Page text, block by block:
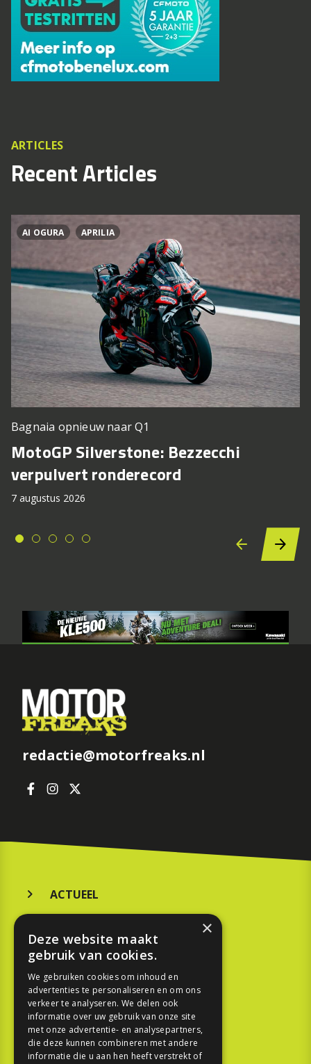
ARTICLES
Recent Articles
AI OGURA APRILIA
Bagnaia opnieuw naar Q1
MotoGP Silverstone: Bezzecchi
verpulvert ronderecord
7 augustus 2026
redactie@motorfreaks.nl
ACTUEEL
KOOPGIDS
TESTEN
SPORT
REPORTAGE
×
Deze website maakt
gebruik van cookies.
We gebruiken cookies om inhoud en
advertenties te personaliseren en om ons
verkeer te analyseren. We delen ook
informatie over uw gebruik van onze site
met onze advertentie- en analysepartners,
die deze kunnen combineren met andere
informatie die u aan hen heeft verstrekt of